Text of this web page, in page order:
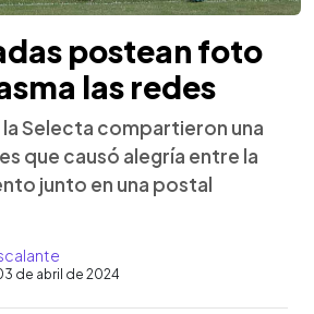
postean foto
las redes
Selecta compartieron una
que causó alegría entre la
junto en una postal
de abril de 2024